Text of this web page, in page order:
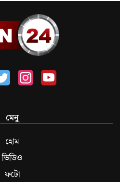
মেনু
হোম
ভিডিও
ফটো